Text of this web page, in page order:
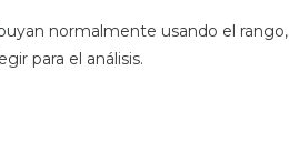
normalmente usando el rango,
para el análisis.